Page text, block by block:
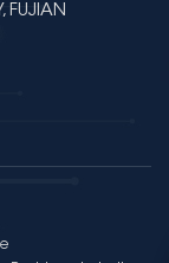
FUJIAN